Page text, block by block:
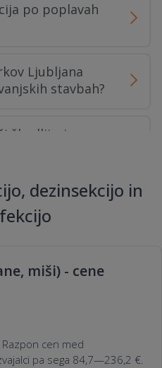
po poplavah
Ljubljana
stavbah?
škodljivci v
preventivno in
dezinsekcijo in
miši) - cene
cen med
pa sega 84,7—236,2 €.